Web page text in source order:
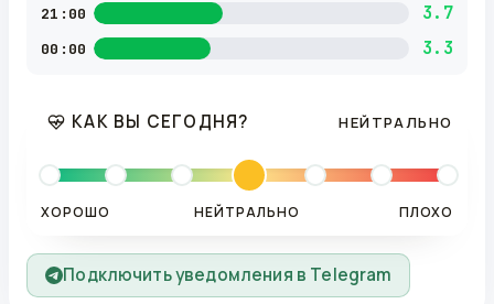
21:00 3.7
00:00 3.3
КАК ВЫ СЕГОДНЯ? НЕЙТРАЛЬНО
ХОРОШО НЕЙТРАЛЬНО ПЛОХО
Подключить уведомления в Telegram